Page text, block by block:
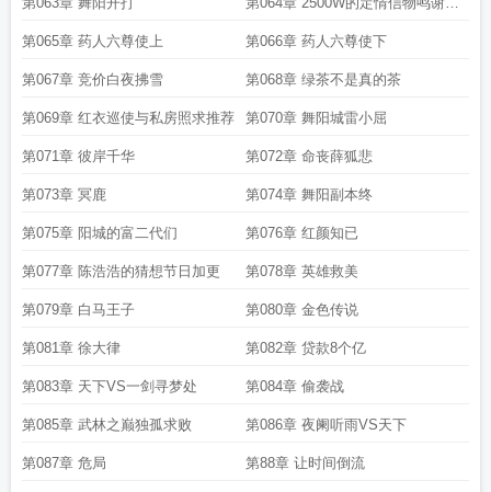
直支持的各位读者朋友
第065章 药人六尊使上 第066章 药人六尊使下
第067章 竞价白夜拂雪 第068章 绿茶不是真的茶
第069章 红衣巡使与私房照求推荐 第070章 舞阳城雷小屈
第071章 彼岸千华 第072章 命丧薛狐悲
第073章 冥鹿 第074章 舞阳副本终
第075章 阳城的富二代们 第076章 红颜知已
第077章 陈浩浩的猜想节日加更 第078章 英雄救美
第079章 白马王子 第080章 金色传说
第081章 徐大律 第082章 贷款8个亿
第083章 天下VS一剑寻梦处 第084章 偷袭战
第085章 武林之巅独孤求败 第086章 夜阑听雨VS天下
第087章 危局 第88章 让时间倒流